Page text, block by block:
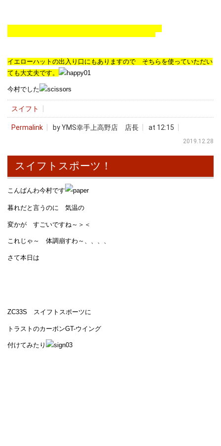
イエローハットの出入り口にもありますので そちらを使っていただい
ても大丈夫です。
今村でした
スイフト
Permalink by YMS幸手上高野店 店長 at 12:15
2019.12.28
スイフトスポーツ！
こんばんわ今村です
暮れだと言うのに 気温の
変かが すごいですね～＞＜
これじゃ～ 体調崩すわ～、、、、
さて本日は
ZC33S スイフトスポーツに
トラストのカーボンGT-ウイング
付けてみたり